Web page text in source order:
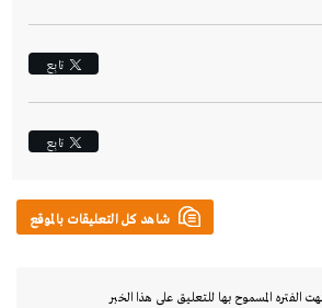
تابِع
تابِع
شاهد كل التعليقات بالموقع
الفتره المسموح بها للتعليق على هذا الخبر